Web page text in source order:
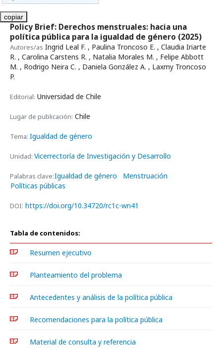
copiar
Policy Brief: Derechos menstruales: hacia una
política pública para la igualdad de género (2025)
Autores/as Ingrid Leal F. , Paulina Troncoso E. , Claudia Iriarte
R. , Carolina Carstens R. , Natalia Morales M. , Felipe Abbott
M. , Rodrigo Neira C. , Daniela González A. , Laxmy Troncoso
P.
Editorial: Universidad de Chile
Lugar de publicación: Chile
Tema: Igualdad de género
Unidad: Vicerrectoría de Investigación y Desarrollo
Palabras clave:Igualdad de género
Menstruación
Políticas públicas
DOI: https://doi.org/10.34720/rc1c-wn41
Tabla de contenidos:
Resumen ejecutivo
Planteamiento del problema
Antecedentes y análisis de la política pública
Recomendaciones para la política pública
Material de consulta y referencia